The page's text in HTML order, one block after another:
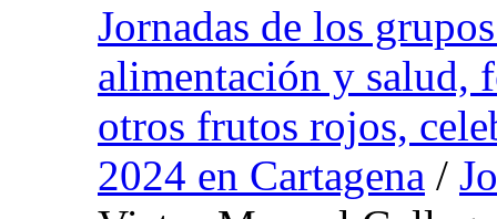
Jornadas de los
alimentación y salud,
otros frutos rojos,
2024 en Cartagena /